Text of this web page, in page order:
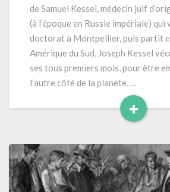
)
189
pages
de Samuel Kessel, médecin juif
(à l’époque en Russie impériale) qui
doctorat à Montpellier, puis partit
Amérique du Sud, Joseph Kessel
ses tous premiers mois, pour être
l’autre côté de la planète, …
+
Read